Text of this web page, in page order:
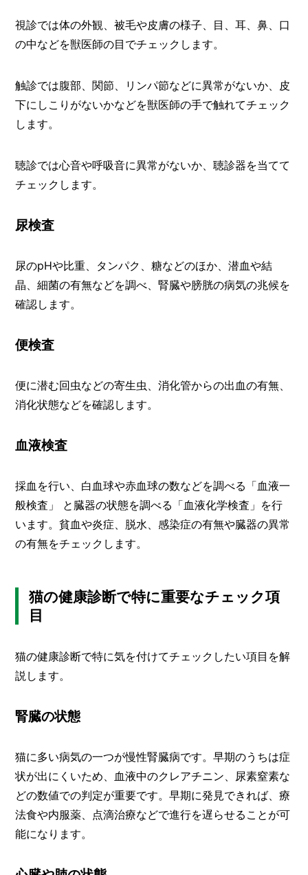
視診では体の外観、被毛や皮膚の様子、目、耳、鼻、口
の中などを獣医師の目でチェックします。
触診では腹部、関節、リンパ節などに異常がないか、皮
下にしこりがないかなどを獣医師の手で触れてチェック
します。
聴診では心音や呼吸音に異常がないか、聴診器を当てて
チェックします。
尿検査
尿のpHや比重、タンパク、糖などのほか、潜血や結
晶、細菌の有無などを調べ、腎臓や膀胱の病気の兆候を
確認します。
便検査
便に潜む回虫などの寄生虫、消化管からの出血の有無、
消化状態などを確認します。
血液検査
採血を行い、白血球や赤血球の数などを調べる「血液一
般検査」 と臓器の状態を調べる「血液化学検査」を行
います。貧血や炎症、脱水、感染症の有無や臓器の異常
の有無をチェックします。
猫の健康診断で特に重要なチェック項
目
猫の健康診断で特に気を付けてチェックしたい項目を解
説します。
腎臓の状態
猫に多い病気の一つが慢性腎臓病です。早期のうちは症
状が出にくいため、血液中のクレアチニン、尿素窒素な
どの数値での判定が重要です。早期に発見できれば、療
法食や内服薬、点滴治療などで進行を遅らせることが可
能になります。